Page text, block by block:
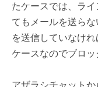
たケースでは、ラ
てもメールを送ら
を送信していなけ
ケースなのでブロッ